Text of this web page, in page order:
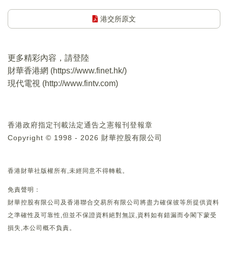
港交所原文
更多精彩內容，請登陸
財華香港網 (https://www.finet.hk/)
現代電視 (http://www.fintv.com)
香港政府指定刊載法定通告之憲報刊登報章
Copyright © 1998 - 2026 財華控股有限公司
香港財華社版權所有,未經同意不得轉載。
免責聲明：
財華控股有限公司及香港聯合交易所有限公司將盡力確保彼等所提供資料
之準確性及可靠性,但並不保證資料絕對無誤,資料如有錯漏而令閣下蒙受
損失,本公司概不負責。